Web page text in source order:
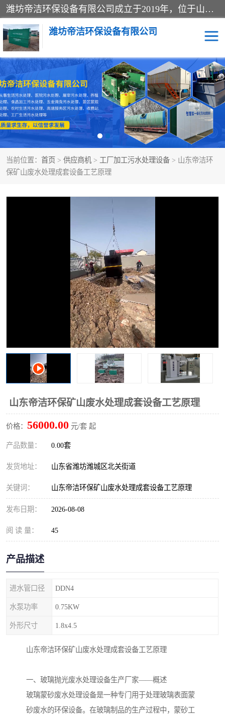
潍坊帝洁环保设备有限公司成立于2019年，位于山东省潍坊市潍城经济开发区；公司专注于环境保护专用设备及配件的研发、生产、安装与销售，同时涉及医用消毒设备、机电设备和仪器仪表的销售。此外，公司提供环保工程施工、环保技术研发与转让、技术服务以及环境工程专项设计服务，致力于为客户提供全面的环保解决方案，助力绿色可持续发展。
潍坊帝洁环保设备有限公司
当前位置： 首页 > 供应商机 > 工厂加工污水处理设备 > 山东帝洁环
保矿山废水处理成套设备工艺原理
山东帝洁环保矿山废水处理成套设备工艺原理
价格： 56000.00 元/套 起
产品数量： 0.00套
发货地址： 山东省潍坊潍城区北关街道
关键词： 山东帝洁环保矿山废水处理成套设备工艺原理
发布日期： 2026-08-08
阅 读 量： 45
产品描述
进水管口径 DDN4
水泵功率 0.75KW
外形尺寸 1.8x4.5
山东帝洁环保矿山废水处理成套设备工艺原理
一、玻璃抛光废水处理设备生产厂家——概述
玻璃蒙砂废水处理设备是一种专门用于处理玻璃表面蒙
砂废水的环保设备。在玻璃制品的生产过程中，蒙砂工
一体化提升泵站 屠宰肉食品加工污水处理
设备
一体化生活污水处理设备 学校污水处理设备
医院污水处理设备 喷涂废水油墨废水
玻璃钢一体化污水处理设 水性涂料加工污水处理设
平流式溶气气浮机 风景区旅游景点污水处理
设备
高速服务区收费站污水处 微动力生化污水处理设备
海鲜加工污水处理设备 蒸发器设备价格
客运站污水处理设备 航站楼厕所污水处理设备
UASB厌氧塔 加油站油田景点旅游区污
水处理设备
风电场变电站污水处理设
备
叠螺污泥脱水机
疾控中心一体化设备处理 一体化净北槽污水处理设
餐具消毒污水处理设备
塑料编织袋一体化污水处
理设备
养老院污水处理一体化设
整形医院污水处理设备
酿酒厂一体化污水处理设
备
生活一体化污水处理设备
复合二氧化氯发生器污水
处理设备
屠宰场一体化污水处理设
地埋式一体化污水处理设
备设备
加药装置污水设备
城乡生活污水处理设备设 MBR膜污水处理设备
气浮机一体化污水处理设 污水处理设备生产厂家